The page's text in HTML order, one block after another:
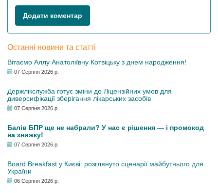
Додати коментар
Останні новини та статті
Вітаємо Аллу Анатоліївну Котвіцьку з днем народження!
07 Серпня 2026 р.
Держлікслужба готує зміни до Ліцензійних умов для
диверсифікації зберігання лікарських засобів
07 Серпня 2026 р.
Балів БПР ще не набрали? У нас є рішення — і промокод
на знижку!
07 Серпня 2026 р.
Board Breakfast у Києві: розглянуто сценарії майбутнього для
України
06 Серпня 2026 р.